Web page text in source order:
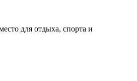
для отдыха, спорта и